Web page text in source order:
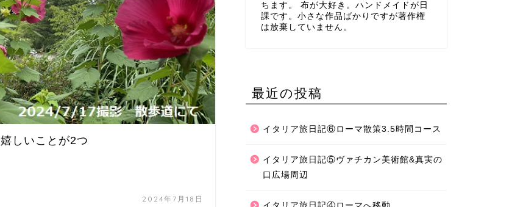
嬉しいことが2つ
2024年7月18日
ちます。 布が大好き。ハンドメイドが日
課です。小さな作品ばかりですが著作権
は放棄していません。
最近の投稿
イタリア旅日記⑥ローマ散策3.5時間コース
イタリア旅日記⑤ヴァチカン美術館&真実の
口広場周辺